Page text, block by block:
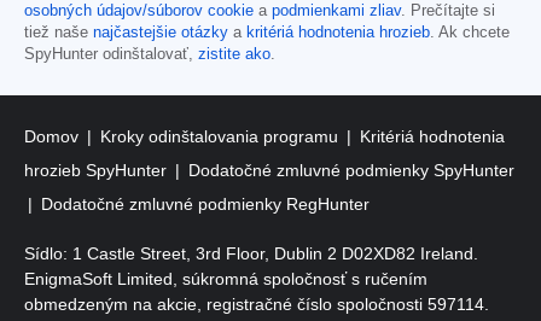
osobných údajov/súborov cookie a podmienkami zliav. Prečítajte si
tiež naše najčastejšie otázky a kritériá hodnotenia hrozieb. Ak chcete
SpyHunter odinštalovať, zistite ako.
Domov Kroky odinštalovania programu
Kritériá hodnotenia
hrozieb SpyHunter
Dodatočné zmluvné podmienky SpyHunter
Dodatočné zmluvné podmienky RegHunter
Sídlo: 1 Castle Street, 3rd Floor, Dublin 2 D02XD82 Ireland.
EnigmaSoft Limited, súkromná spoločnosť s ručením
obmedzeným na akcie, registračné číslo spoločnosti 597114.